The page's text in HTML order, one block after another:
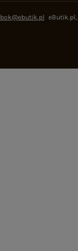
bok@ebutik.pl eButik.pl,